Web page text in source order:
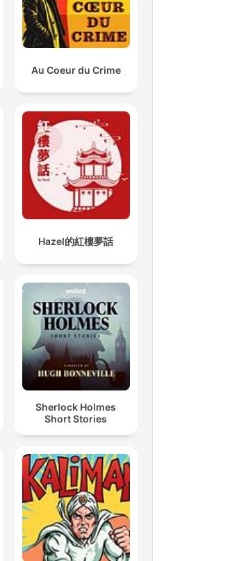
Au Coeur du Crime
Hazel的紅樓夢話
Sherlock Holmes
Short Stories